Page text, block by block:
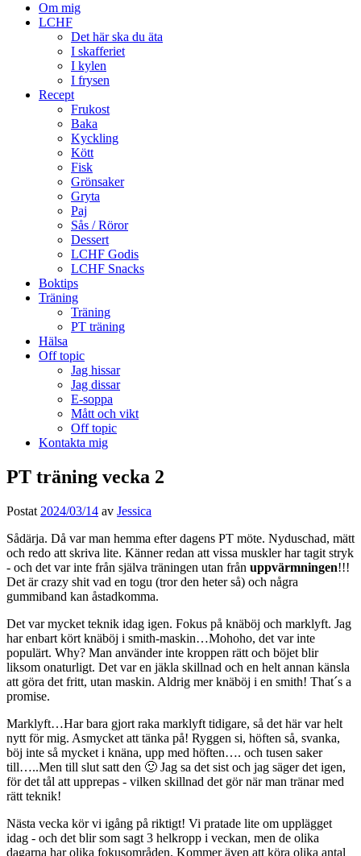
Om mig
LCHF
Det här ska du äta
I skafferiet
I kylen
I frysen
Recept
Frukost
Baka
Kyckling
Kött
Fisk
Grönsaker
Gryta
Paj
Sås / Röror
Dessert
LCHF Godis
LCHF Snacks
Boktips
Träning
Träning
PT träning
Hälsa
Off topic
Jag hissar
Jag dissar
E-soppa
Mått och vikt
Off topic
Kontakta mig
PT träning vecka 2
Postat 2024/03/14 av Jessica
Sådärja. Då var man hemma efter dagens PT möte. Nyduschad, mätt
och redo att skriva lite. Känner redan att vissa muskler har tagit stryk
- och det var inte från själva träningen utan från uppvärmningen!!!
Det är crazy shit vad en togu (tror den heter så) och några
gummiband kan åstadkomma.
Det var mycket teknik idag igen. Fokus på knäböj och marklyft. Jag
har enbart kört knäböj i smith-maskin…Mohoho, det var inte
populärt. Why? Man använder inte kroppen rätt och böjet blir
liksom onaturligt. Det var en jäkla skillnad och en helt annan känsla
att göra det fritt, utan maskin. Aldrig mer knäböj i en smith! That´s a
promise.
Marklyft…Har bara gjort raka marklyft tidigare, så det här var helt
nytt för mig. Asmycket att tänka på! Ryggen si, höften så, svanka,
böj inte så mycket i knäna, upp med höften…. och tusen saker
till…..Men till slut satt den 🙂 Jag sa det sist och jag säger det igen,
för det tål att upprepas - vilken skillnad det gör när man tränar med
rätt teknik!
Nästa vecka kör vi igång på riktigt! Vi pratade lite om upplägget
idag - och det blir som sagt 3 helkropp i veckan, men de olika
dagarna har olika fokusområden. Kommer även att köra olika antal